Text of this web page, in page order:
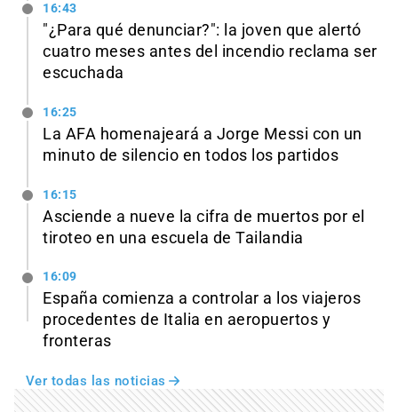
16:43
"¿Para qué denunciar?": la joven que alertó
cuatro meses antes del incendio reclama ser
escuchada
16:25
La AFA homenajeará a Jorge Messi con un
minuto de silencio en todos los partidos
16:15
Asciende a nueve la cifra de muertos por el
tiroteo en una escuela de Tailandia
16:09
España comienza a controlar a los viajeros
procedentes de Italia en aeropuertos y
fronteras
Ver todas las noticias